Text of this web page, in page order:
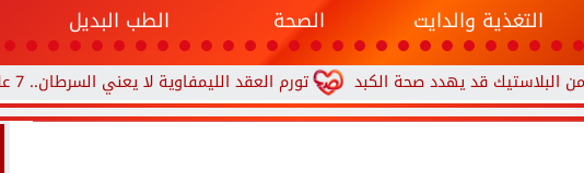
التغذية والدايت الصحة الطب البديل
تورم العقد الليمفاوية لا يعني السرطان.. 7 علامات تستدعي زيارة الطبيب قد يهدد صحة الكبد